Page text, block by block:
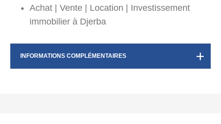
Achat | Vente | Location | Investissement
immobilier à Djerba
INFORMATIONS COMPLÉMENTAIRES